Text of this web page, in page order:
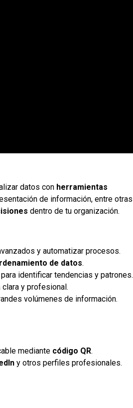
datos con herramientas
de información, entre otras
dentro de tu organización.
y automatizar procesos.
de datos.
para identificar tendencias y patrones.
y profesional.
volúmenes de información.
mediante código QR.
y otros perfiles profesionales.